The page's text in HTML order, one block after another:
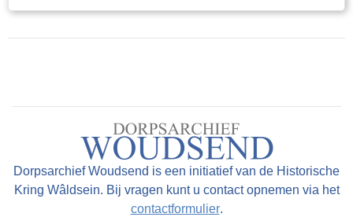
samenkomst voor de gepensioneerden, die er
op de ‘leugenbank’ menig sterk verhaal
Dorpsarchief Woudsend is een initiatief van de Historische
Kring Wâldsein. Bij vragen kunt u contact opnemen via het
contactformulier.